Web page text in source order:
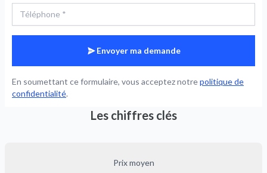
Envoyer ma demande
En soumettant ce formulaire, vous acceptez notrepolitique de
confidentialité.
Les chiffres clés
Prix moyen